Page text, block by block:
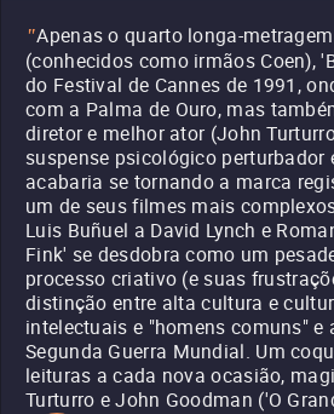
"Apenas o quarto longa-
(conhecidos como irmãos Coen),
do Festival de Cannes de 1991,
com a Palma de Ouro, mas
diretor e melhor ator (John
suspense psicológico perturbador
acabaria se tornando a marca
um de seus filmes mais
Luis Buñuel a David Lynch e
Fink' se desdobra como um
processo criativo (e suas
distinção entre alta cultura e
intelectuais e "homens comuns"
Segunda Guerra Mundial. Um
leituras a cada nova ocasião,
Turturro e John Goodman ('O